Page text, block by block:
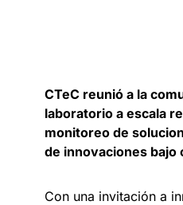
CTeC reunió a la
laboratorio a escala
monitoreo de
de innovaciones bajo
Con una invitación a